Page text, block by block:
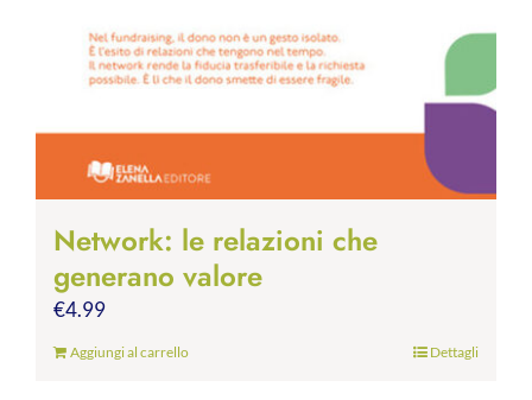
Network: le relazioni che
generano valore
€4.99
Aggiungi al carrello Dettagli